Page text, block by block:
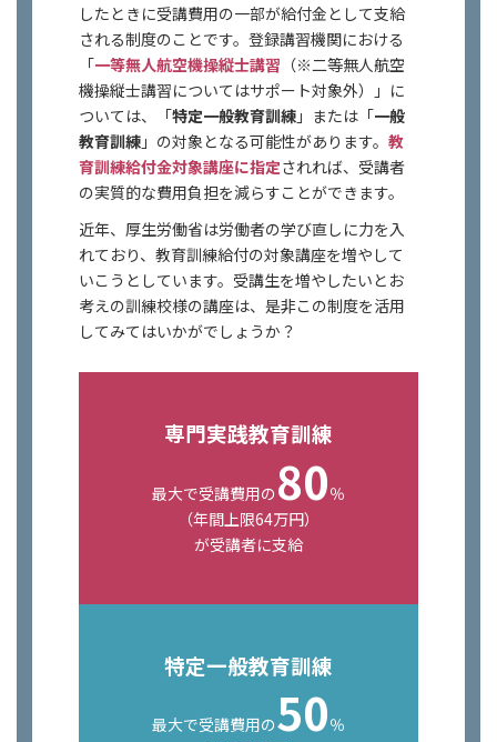
したときに受講費用の一部が給付金として支給
される制度のことです。登録講習機関における
「一等無人航空機操縦士講習 （※二等無人航空
機操縦士講習についてはサポート対象外）」に
ついては、「特定一般教育訓練 」または「一般
教育訓練 」の対象となる可能性があります。 教
育訓練給付金対象講座に指定されれば、受講者
の実質的な費用負担を減らすことができます。
近年、厚生労働省は労働者の学び直しに力を入
れており、教育訓練給付の対象講座を増やして
いこうとしています。受講生を増やしたいとお
考えの訓練校様の講座は、是非この制度を活用
してみてはいかがでしょうか？
専門実践教育訓練
最大で受講費用の 80％
（年間上限64万円）
が受講者に支給
特定一般教育訓練
最大で受講費用の50％